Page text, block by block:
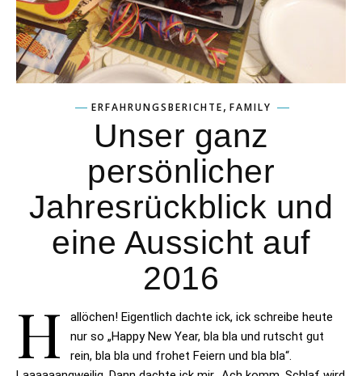
ERFAHRUNGSBERICHTE, FAMILY
Unser ganz
persönlicher
Jahresrückblick und
eine Aussicht auf
2016
H
allöchen! Eigentlich dachte ick, ick schreibe heute
nur so „Happy New Year, bla bla und rutscht gut
rein, bla bla und frohet Feiern und bla bla“.